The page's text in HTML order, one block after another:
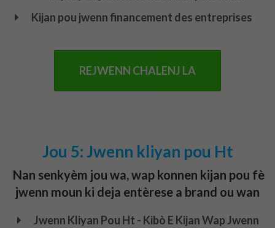
Kijan pou jwenn financement des entreprises
REJWENN CHALENJ LA
Jou 5: Jwenn kliyan pou Ht
Nan senkyèm jou wa, wap konnen kijan pou fè
jwenn moun ki deja entèrese a brand ou wan
Jwenn Kliyan Pou Ht - Kibò E Kijan Wap Jwenn